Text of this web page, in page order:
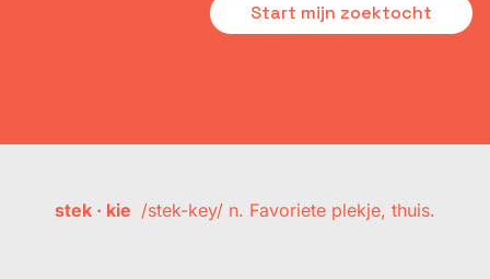
Start mijn zoektocht
stek · kie /stek-key/ n. Favoriete plekje, thuis.